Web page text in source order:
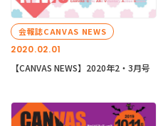
2020.02.01
会報誌CANVAS NEWS
【CANVAS NEWS】2020年2・3月号